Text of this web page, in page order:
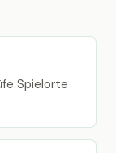
Spielorte